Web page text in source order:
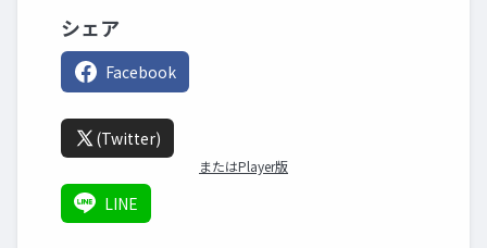
シェア
Facebook
(Twitter)
またはPlayer版
LINE